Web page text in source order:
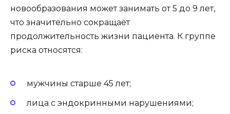
новообразования может занимать от 5 до 9 лет,
что значительно сокращает
продолжительность жизни пациента. К группе
риска относятся:
мужчины старше 45 лет;
лица с эндокринными нарушениями;